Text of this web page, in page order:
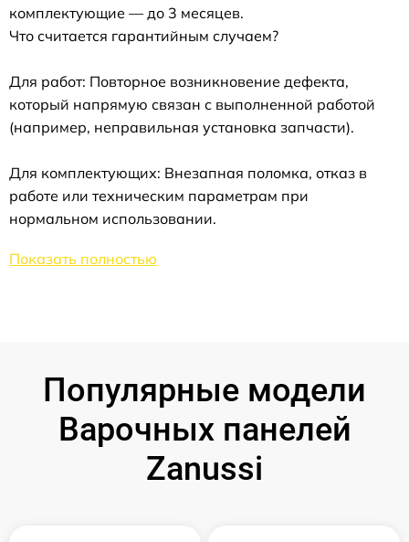
комплектующие — до 3 месяцев.
Что считается гарантийным случаем?
Для работ: Повторное возникновение дефекта,
который напрямую связан с выполненной работой
(например, неправильная установка запчасти).
Для комплектующих: Внезапная поломка, отказ в
работе или техническим параметрам при
нормальном использовании.
Показать полностью
Популярные модели
Варочных панелей
Zanussi